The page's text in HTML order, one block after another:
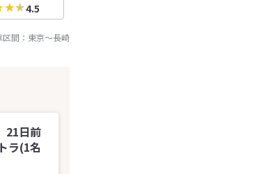
4.5
間： 東京～長崎
21日前
ラ(1名